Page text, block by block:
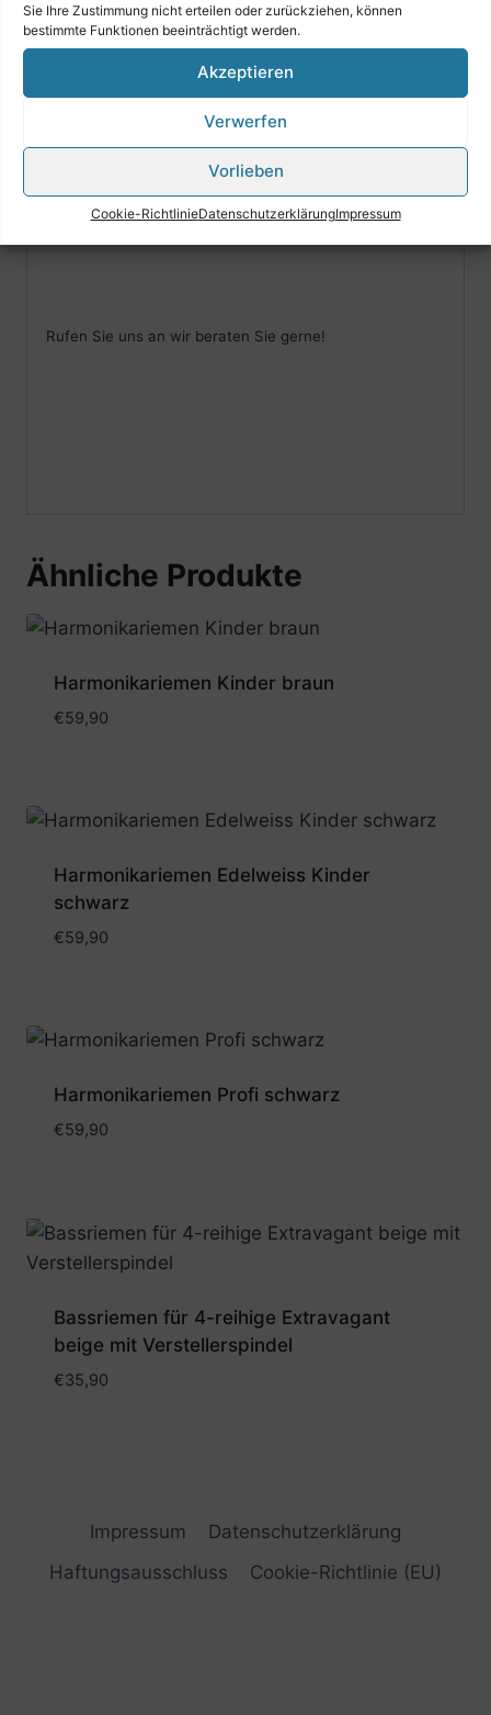
Sie Ihre Zustimmung nicht erteilen oder zurückziehen, können
bestimmte Funktionen beeinträchtigt werden.
Akzeptieren
Verwerfen
Vorlieben
Cookie-RichtlinieDatenschutzerklärungImpressum
Dann kontaktieren Sie uns bitte.
Wir lassen ihnen eine Händlerpreisliste
Rufen Sie uns an wir beraten Sie gerne!
Ähnliche Produkte
Harmonikariemen Kinder braun
€59,90
Harmonikariemen Edelweiss Kinder
schwarz
€59,90
Harmonikariemen Profi schwarz
€59,90
Bassriemen für 4-reihige Extravagant
beige mit Verstellerspindel
€35,90
Impressum
Datenschutzerklärung
Haftungsausschluss
Cookie-Richtlinie (EU)